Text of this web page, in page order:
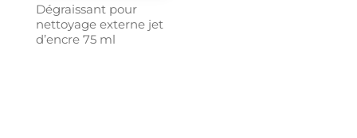
Dégraissant pour
nettoyage externe jet
d’encre 75 ml